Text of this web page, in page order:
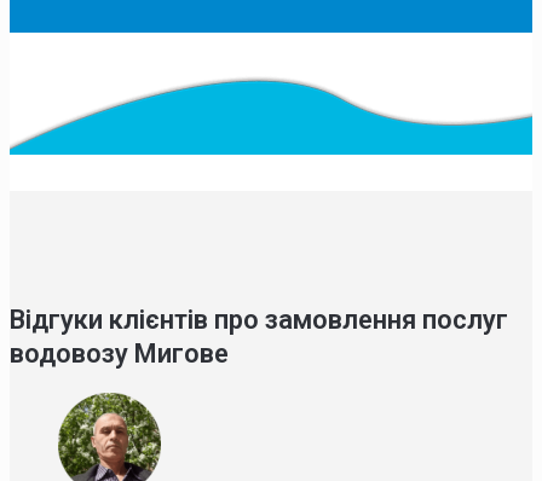
Відгуки клієнтів про замовлення послуг
водовозу Мигове